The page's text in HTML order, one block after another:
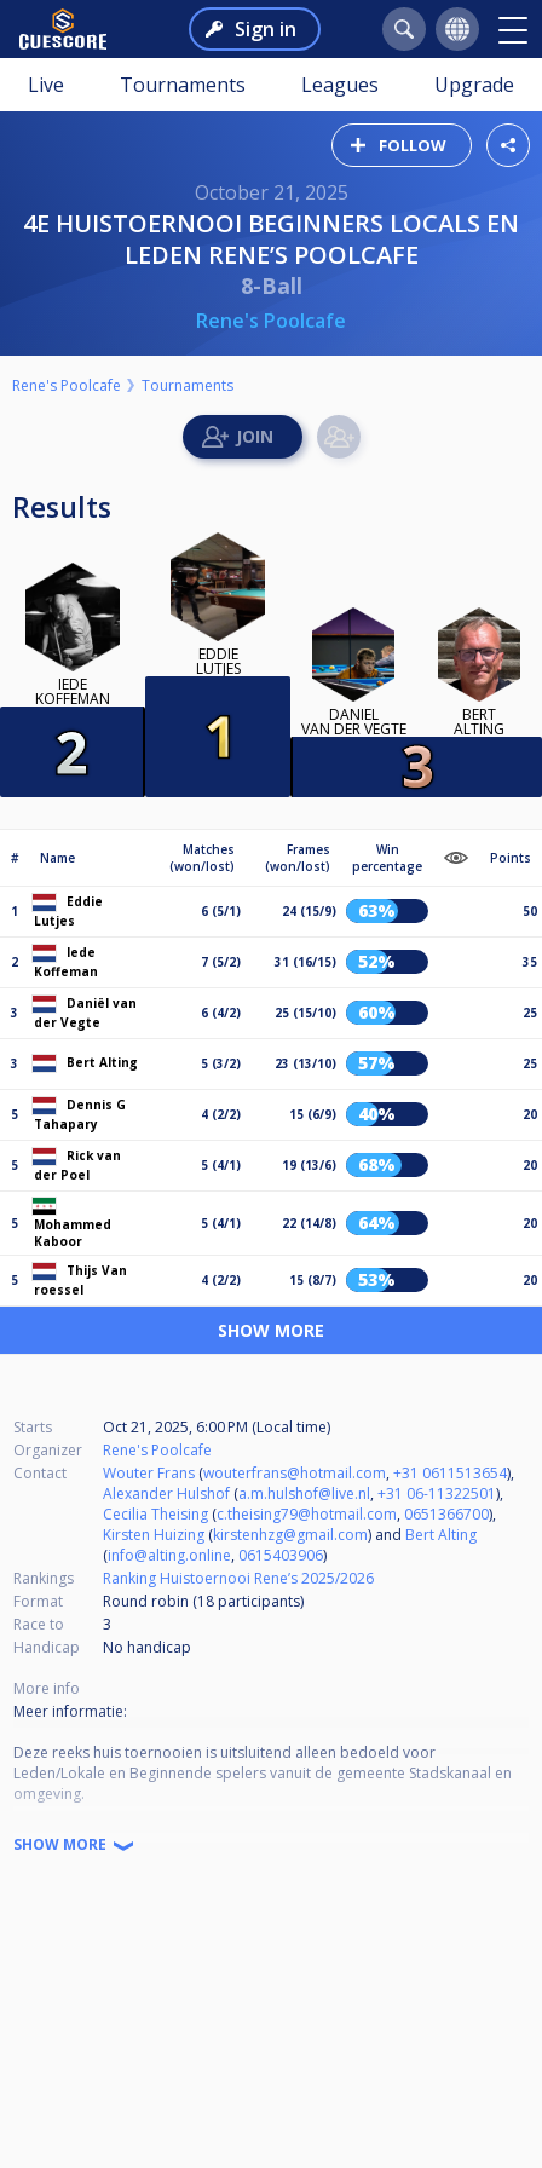
Sign in
Live Tournaments Leagues Upgrade
FOLLOW
October 21, 2025
4E HUISTOERNOOI BEGINNERS LOCALS EN
LEDEN RENE’S POOLCAFE
8-Ball
Rene's Poolcafe
Rene's Poolcafe Tournaments
Results
IEDE
KOFFEMAN
EDDIE
LUTJES
DANIËL
VAN DER VEGTE
BERT
ALTING
# Name
Matches
(won/lost)
Frames
(won/lost)
Win
percentage
Points
1
Eddie
Lutjes
6 (5/1) 24 (15/9) 63% 50
2
Iede
Koffeman
7 (5/2) 31 (16/15) 52% 35
3
Daniël van
der Vegte
6 (4/2) 25 (15/10) 60% 25
3 Bert Alting 5 (3/2) 23 (13/10) 57% 25
5
Dennis G
Tahapary
4 (2/2) 15 (6/9) 40% 20
5
Rick van
der Poel
5 (4/1) 19 (13/6) 68% 20
5
Mohammed
Kaboor
5 (4/1) 22 (14/8) 64% 20
5
Thijs Van
roessel
4 (2/2) 15 (8/7) 53% 20
SHOW MORE
Starts
Oct 21, 2025, 6:00 PM (Local time)
Organizer
Rene's Poolcafe
Contact
Wouter Frans (wouterfrans@hotmail.com,+31 0611513654),
Alexander Hulshof (a.m.hulshof@live.nl,+31 06-11322501),
Cecilia Theising (c.theising79@hotmail.com, 0651366700),
Kirsten Huizing (kirstenhzg@gmail.com) and Bert Alting
(info@alting.online, 0615403906)
Rankings
Ranking Huistoernooi Rene’s 2025/2026
Format
Round robin (18 participants)
Race to
3
Handicap
No handicap
More info
Meer informatie:
Deze reeks huis toernooien is uitsluitend alleen bedoeld voor
Leden/Lokale en Beginnende spelers vanuit de gemeente Stadskanaal en
omgeving.
inschrijving:
Je kunt je inschrijven bij 1 van de organisatoren (stuur ze een appje)
SHOW MORE